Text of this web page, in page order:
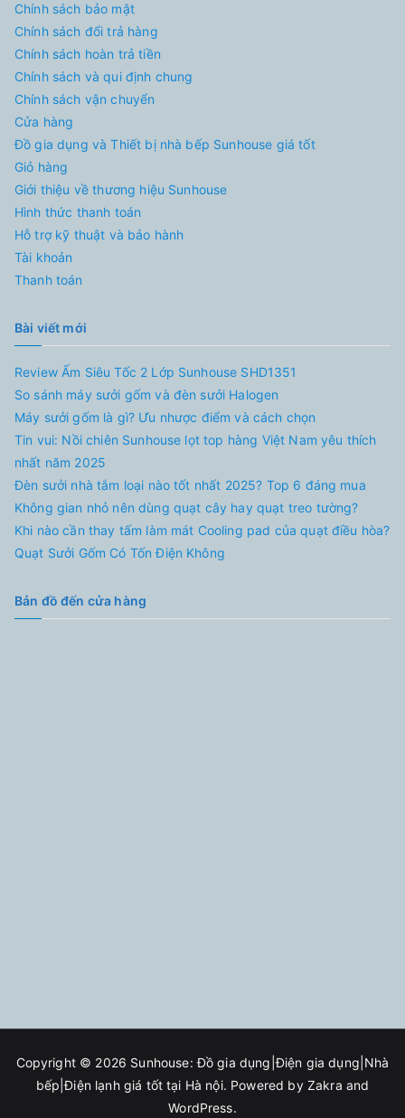
Chính sách bảo mật
Chính sách đổi trả hàng
Chính sách hoàn trả tiền
Chính sách và qui định chung
Chính sách vận chuyển
Cửa hàng
Đồ gia dụng và Thiết bị nhà bếp Sunhouse giá tốt
Giỏ hàng
Giới thiệu về thương hiệu Sunhouse
Hình thức thanh toán
Hỗ trợ kỹ thuật và bảo hành
Tài khoản
Thanh toán
Bài viết mới
Review Ấm Siêu Tốc 2 Lớp Sunhouse SHD1351
So sánh máy sưởi gốm và đèn sưởi Halogen
Máy sưởi gốm là gì? Ưu nhược điểm và cách chọn
Tin vui: Nồi chiên Sunhouse lọt top hàng Việt Nam yêu thích
nhất năm 2025
Đèn sưởi nhà tắm loại nào tốt nhất 2025? Top 6 đáng mua
Không gian nhỏ nên dùng quạt cây hay quạt treo tường?
Khi nào cần thay tấm làm mát Cooling pad của quạt điều hòa?
Quạt Sưởi Gốm Có Tốn Điện Không
Bản đồ đến cửa hàng
Copyright © 2026 Sunhouse: Đồ gia dụng|Điện gia dụng|Nhà
bếp|Điện lạnh giá tốt tại Hà nội. Powered by Zakra and
WordPress.